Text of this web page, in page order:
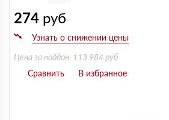
274 руб
Цена за поддон: 113 984 руб